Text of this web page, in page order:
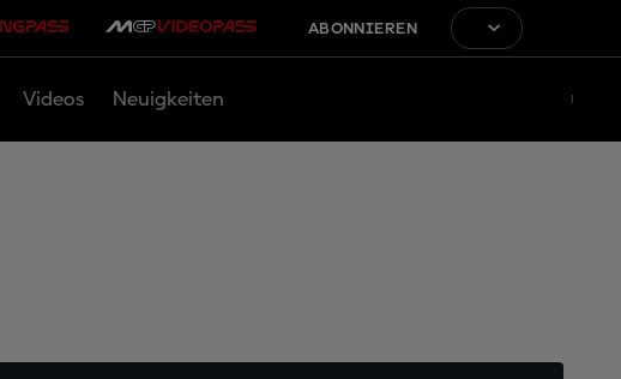
ABONNIEREN
Videos Neuigkeiten